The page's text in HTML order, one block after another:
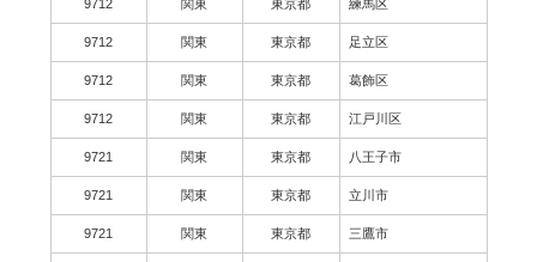
9712 関東 東京都 練馬区
9712 関東 東京都 足立区
9712 関東 東京都 葛飾区
9712 関東 東京都 江戸川区
9721 関東 東京都 八王子市
9721 関東 東京都 立川市
9721 関東 東京都 三鷹市